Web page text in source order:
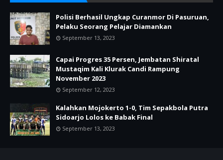
Polisi Berhasil Ungkap Curanmor Di Pasuruan,
Pelaku Seorang Pelajar Diamankan
September 13, 2023
Capai Progres 35 Persen, Jembatan Shiratal
Mustaqim Kali Klurak Candi Rampung
November 2023
September 12, 2023
Kalahkan Mojokerto 1-0, Tim Sepakbola Putra
Sidoarjo Lolos ke Babak Final
September 13, 2023